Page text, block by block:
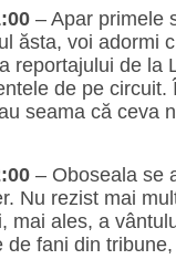
– Apar primele
ăsta, voi adormi
reportajului de la
de pe circuit.
seama că ceva
– Oboseala se
Nu rezist mai
mai ales, a
fani din